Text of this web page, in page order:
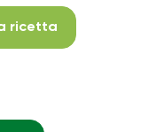
ricetta